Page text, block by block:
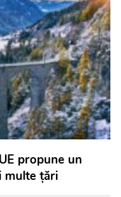
propune un
multe țări